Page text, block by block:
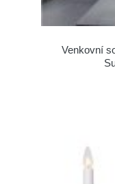
Venkovní